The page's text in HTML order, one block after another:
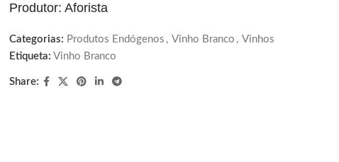
Produtor: Aforista
Categorias: Produtos Endógenos , Vinho Branco , Vinhos
Etiqueta: Vinho Branco
Share: